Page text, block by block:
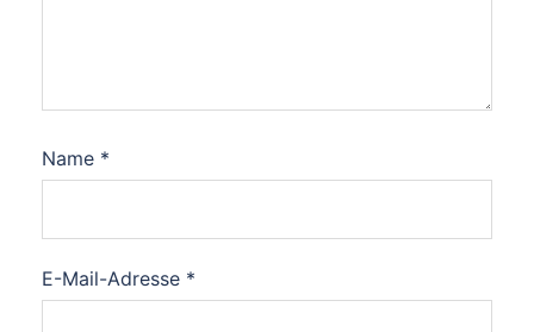
Name *
E-Mail-Adresse *